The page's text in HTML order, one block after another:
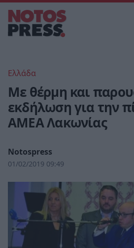
Ελλάδα
Με θέρμη και
εκδήλωση για την
ΑΜΕΑ Λακωνίας
Notospress
01/02/2019 09:49